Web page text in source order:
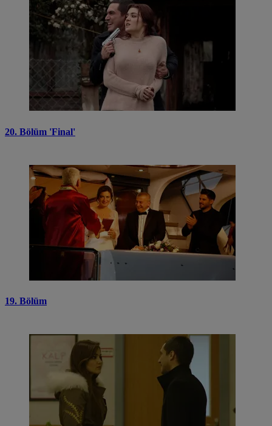
20. Bölüm 'Final'
19. Bölüm